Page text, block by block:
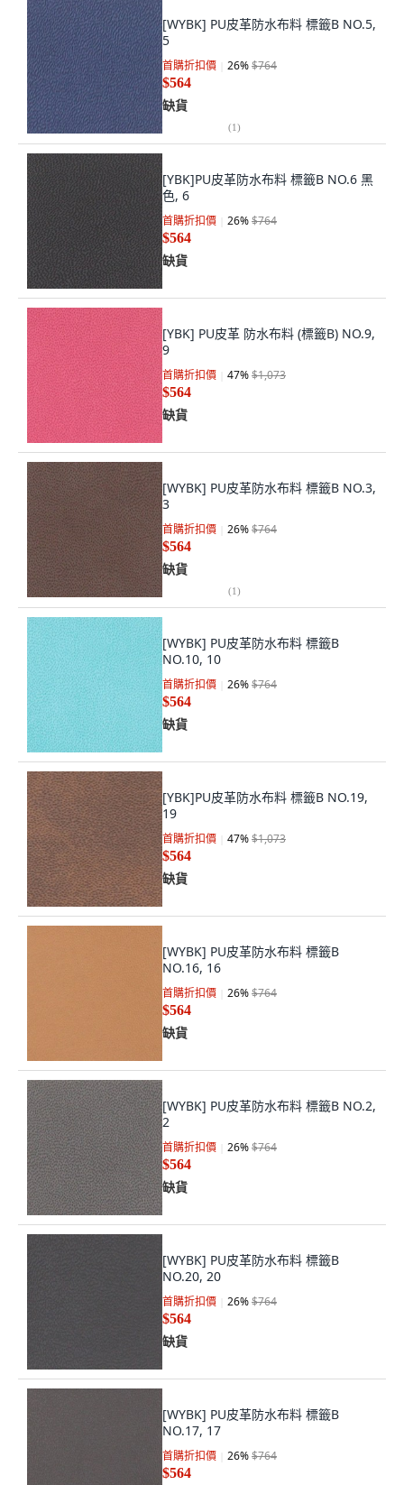
[WYBK] PU皮革防水布料 標籤B NO.5,
5
首購折扣價 26%$764
$564
缺貨
(1)
[YBK]PU皮革防水布料 標籤B NO.6 黑
色, 6
首購折扣價 26%$764
$564
缺貨
[YBK] PU皮革 防水布料 (標籤B) NO.9,
9
首購折扣價 47%$1,073
$564
缺貨
[WYBK] PU皮革防水布料 標籤B NO.3,
3
首購折扣價 26%$764
$564
缺貨
(1)
[WYBK] PU皮革防水布料 標籤B
NO.10, 10
首購折扣價 26%$764
$564
缺貨
[YBK]PU皮革防水布料 標籤B NO.19,
19
首購折扣價 47%$1,073
$564
缺貨
[WYBK] PU皮革防水布料 標籤B
NO.16, 16
首購折扣價 26%$764
$564
缺貨
[WYBK] PU皮革防水布料 標籤B NO.2,
2
首購折扣價 26%$764
$564
缺貨
[WYBK] PU皮革防水布料 標籤B
NO.20, 20
首購折扣價 26%$764
$564
缺貨
[WYBK] PU皮革防水布料 標籤B
NO.17, 17
首購折扣價 26%$764
$564